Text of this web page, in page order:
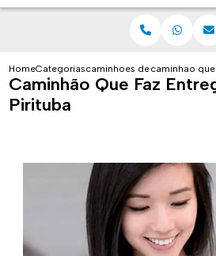
HomeCategoriascaminhoes de entrega
caminhao que
Caminhão Que Faz
Pirituba